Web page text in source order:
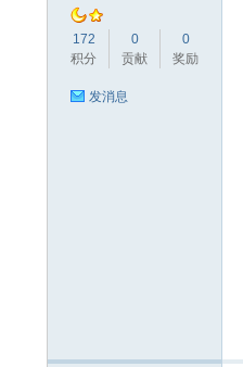
172
积分
0
贡献
0
奖励
发消息